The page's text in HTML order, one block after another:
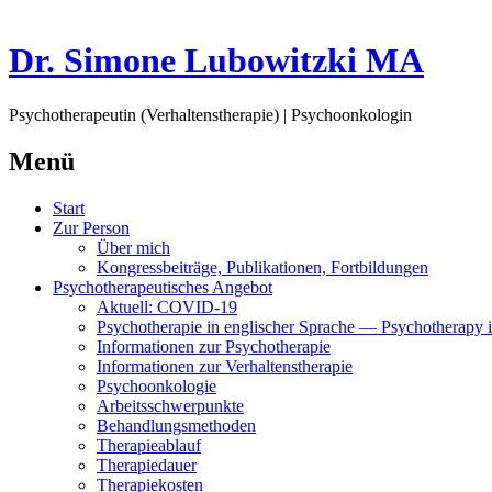
Dr. Simone Lubowitzki MA
Psychotherapeutin (Verhaltenstherapie) | Psychoonkologin
Menü
Springe
zum
Start
Zur Person
Über mich
Kongressbeiträge, Publikationen, Fortbildungen
Psychotherapeutisches Angebot
Aktuell: COVID-19
Psychotherapie in englischer Sprache — Psychotherapy
Informationen zur Psychotherapie
Informationen zur Verhaltenstherapie
Psychoonkologie
Arbeitsschwerpunkte
Behandlungsmethoden
Therapieablauf
Therapiedauer
Therapiekosten